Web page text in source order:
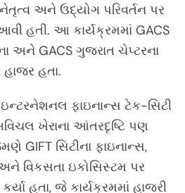
અને ઉદ્યોગ પરિવર્તન પર
હતી. આ કાર્યક્રમમાં GACS
અને GACS ગુજરાત ચેપ્ટરના
હતા.
ફાઇનાન્સ ટેક-સિટી
ખેરાના આંતરદૃષ્ટિ પણ
GIFT સિટીના ફાઇનાન્સ,
વિકસતા ઇકોસિસ્ટમ પર
હતા, જે કાર્યક્રમમાં હાજરી